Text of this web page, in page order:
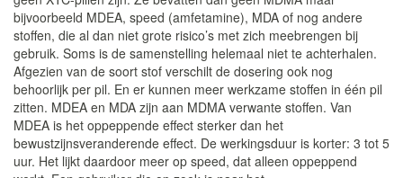
bijvoorbeeld MDEA, speed (amfetamine), MDA of nog andere
stoffen, die al dan niet grote risico’s met zich meebrengen bij
gebruik. Soms is de samenstelling helemaal niet te achterhalen.
Afgezien van de soort stof verschilt de dosering ook nog
behoorlijk per pil. En er kunnen meer werkzame stoffen in één pil
zitten. MDEA en MDA zijn aan MDMA verwante stoffen. Van
MDEA is het oppeppende effect sterker dan het
bewustzijnsveranderende effect. De werkingsduur is korter: 3 tot 5
uur. Het lijkt daardoor meer op speed, dat alleen oppeppend